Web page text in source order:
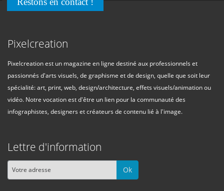
Pixelcreation
Pixelcreation est un magazine en ligne destiné aux professionnels et
passionnés d'arts visuels, de graphisme et de design, quelle que soit leur
spécialité: art, print, web, design/architecture, effets visuels/animation ou
vidéo. Notre vocation est d'être un lien pour la communauté des
infographistes, designers et créateurs de contenu lié à l'image.
Lettre d'information
Ok